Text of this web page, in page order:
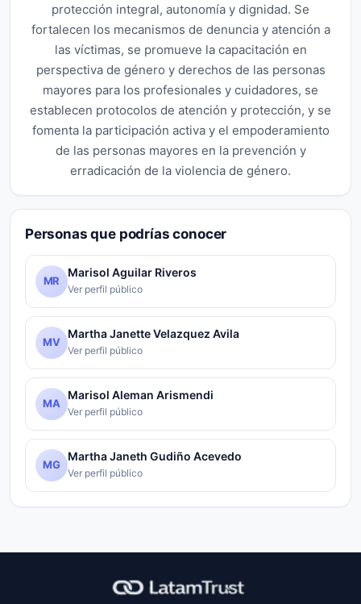
protección integral, autonomía y dignidad. Se
fortalecen los mecanismos de denuncia y atención a
las víctimas, se promueve la capacitación en
perspectiva de género y derechos de las personas
mayores para los profesionales y cuidadores, se
establecen protocolos de atención y protección, y se
fomenta la participación activa y el empoderamiento
de las personas mayores en la prevención y
erradicación de la violencia de género.
Personas que podrías conocer
MR
Marisol Aguilar Riveros
Ver perfil público
MV
Martha Janette Velazquez Avila
Ver perfil público
MA
Marisol Aleman Arismendi
Ver perfil público
MG
Martha Janeth Gudiño Acevedo
Ver perfil público